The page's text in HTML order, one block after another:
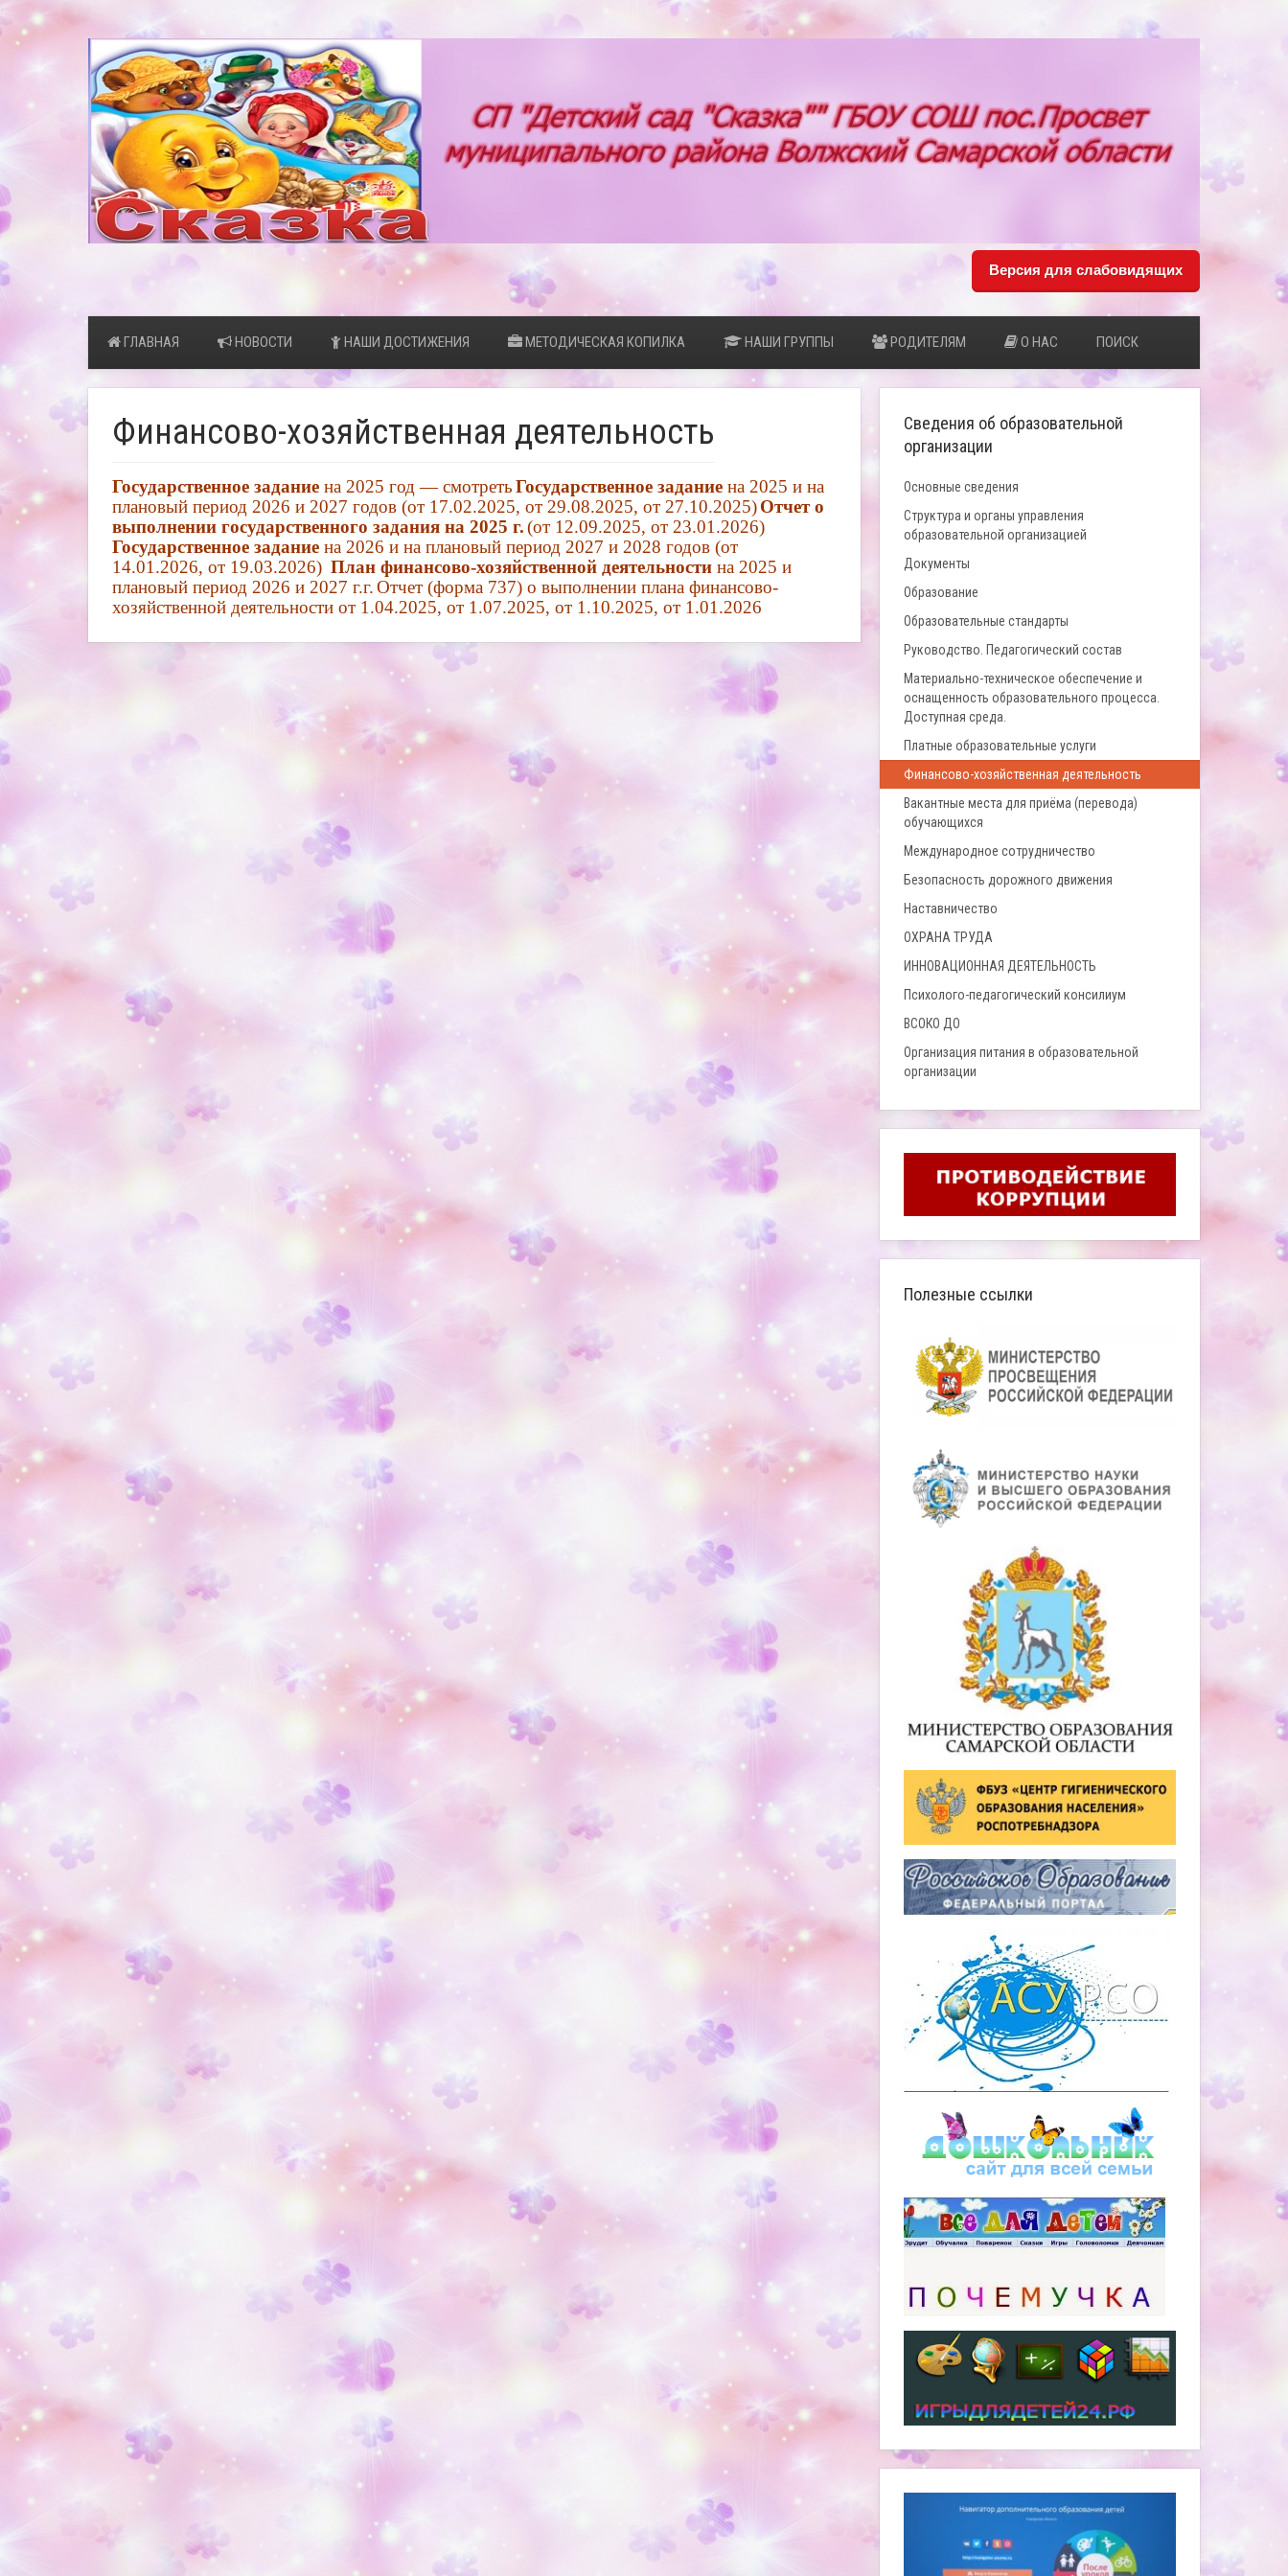
Версия для слабовидящих
ГЛАВНАЯ НОВОСТИ НАШИ ДОСТИЖЕНИЯ МЕТОДИЧЕСКАЯ КОПИЛКА НАШИ ГРУППЫ РОДИТЕЛЯМ О НАС ПОИСК
Финансово-хозяйственная деятельность
Государственное задание на 2025 год —смотретьГосударственное задание на 2025 и на
плановый период 2026 и 2027 годов (от 17.02.2025, от 29.08.2025, от 27.10.2025)Отчет о
выполнении государственного задания на 2025 г.(от 12.09.2025, от 23.01.2026)
Государственное задание на 2026 и на плановый период 2027 и 2028 годов (от
14.01.2026, от 19.03.2026) План финансово-хозяйственной деятельности на 2025 и
плановый период 2026 и 2027 г.г.Отчет (форма 737) о выполнении плана финансово-
хозяйственной деятельности от 1.04.2025, от 1.07.2025, от 1.10.2025, от 1.01.2026
Сведения об образовательной
организации
Основные сведения
Структура и органы управления
образовательной организацией
Документы
Образование
Образовательные стандарты
Руководство. Педагогический состав
Материально-техническое обеспечение и
оснащенность образовательного процесса.
Доступная среда.
Платные образовательные услуги
Финансово-хозяйственная деятельность
Вакантные места для приёма (перевода)
обучающихся
Международное сотрудничество
Безопасность дорожного движения
Наставничество
ОХРАНА ТРУДА
ИННОВАЦИОННАЯ ДЕЯТЕЛЬНОСТЬ
Психолого-педагогический консилиум
ВСОКО ДО
Организация питания в образовательной
организации
Полезные ссылки